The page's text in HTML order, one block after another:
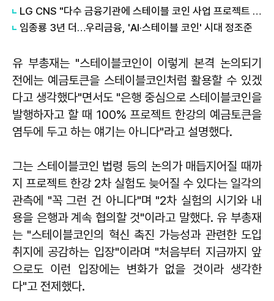
LG CNS "다수 금융기관에 스테이블 코인 사업 프로젝트 제안"
임종룡 3년 더…우리금융, 'AI·스테이블 코인' 시대 정조준
유 부총재는 "스테이블코인이 이렇게 본격 논의되기
전에는 예금토큰을 스테이블코인처럼 활용할 수 있겠
다고 생각했다"면서도 "은행 중심으로 스테이블코인을
발행하자고 할 때 100% 프로젝트 한강의 예금토큰을
염두에 두고 하는 얘기는 아니다"라고 설명했다.
그는 스테이블코인 법령 등의 논의가 매듭지어질 때까
지 프로젝트 한강 2차 실험도 늦어질 수 있다는 일각의
관측에 "꼭 그런 건 아니다"며 "2차 실험의 시기와 내
용을 은행과 계속 협의할 것"이라고 말했다. 유 부총재
는 "스테이블코인의 혁신 촉진 가능성과 관련한 도입
취지에 공감하는 입장"이라며 "처음부터 지금까지 앞
으로도 이런 입장에는 변화가 없을 것이라 생각한
다"고 전제했다.